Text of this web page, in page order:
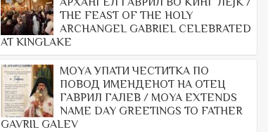
THE FEAST OF THE HOLY
ARCHANGEL GABRIEL CELEBRATED
AT KINGLAKE
МОYА УПАТИ ЧЕСТИТКА ПО
ПОВОД ИМЕНДЕНОТ НА ОТЕЦ
ГАВРИЛ ГАЛЕВ / MOYA EXTENDS
NAME DAY GREETINGS TO FATHER
GAVRIL GALEV